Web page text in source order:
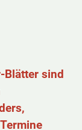
Blätter sind